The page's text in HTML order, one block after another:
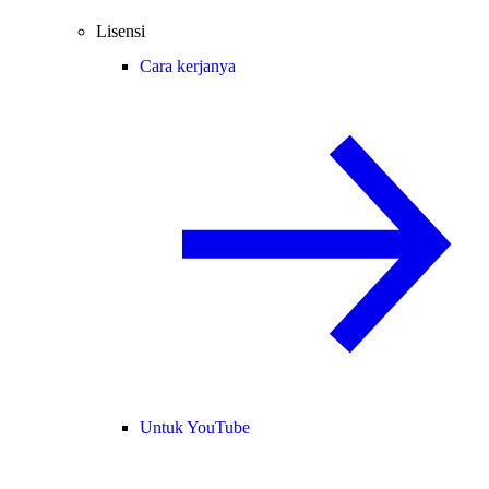
Lisensi
Cara kerjanya
Untuk YouTube